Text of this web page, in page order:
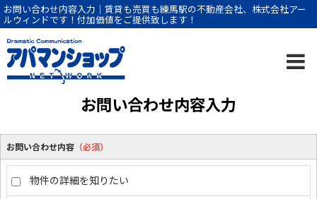
お問い合わせ内容入力｜賃貸も売買も練馬駅の不動産会社、株式会社アー
ルウィンドです！付加価値をご提供致します！
お問い合わせ内容入力
お問い合わせ内容 （必須）
物件の詳細を知りたい